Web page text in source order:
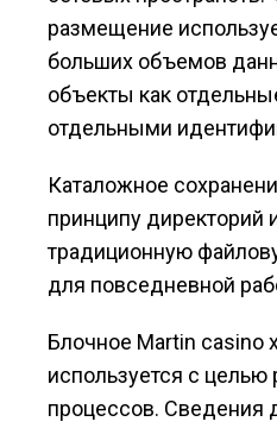
размещение
больших объемов
объекты как
отдельными
Каталожное
принципу директорий
традиционную
для повседневной
Блочное Martin casino
используется с
процессов. Сведения